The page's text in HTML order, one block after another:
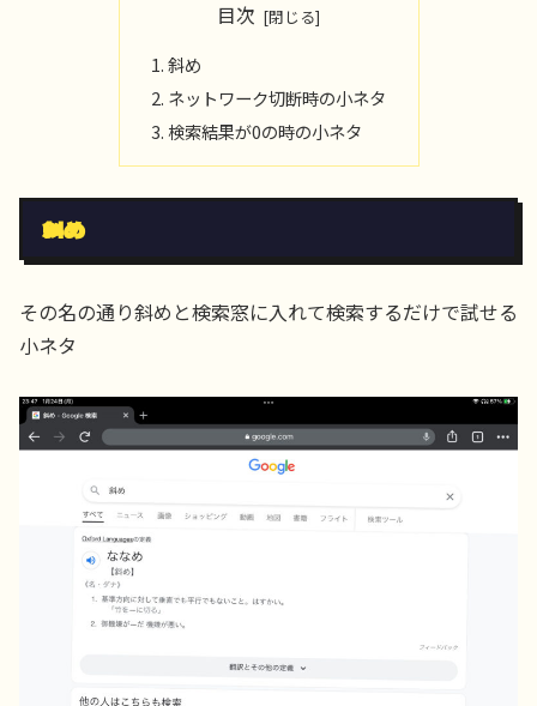
目次
斜め
ネットワーク切断時の小ネタ
検索結果が0の時の小ネタ
斜め
その名の通り斜めと検索窓に入れて検索するだけで試せる
小ネタ